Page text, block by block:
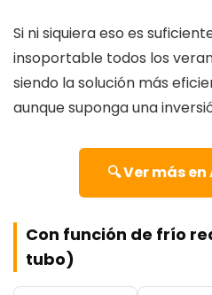
Si ni siquiera eso es
insoportable todos los
siendo la solución más
aunque suponga una
🔍 Ver más
Con función de frío
tubo)